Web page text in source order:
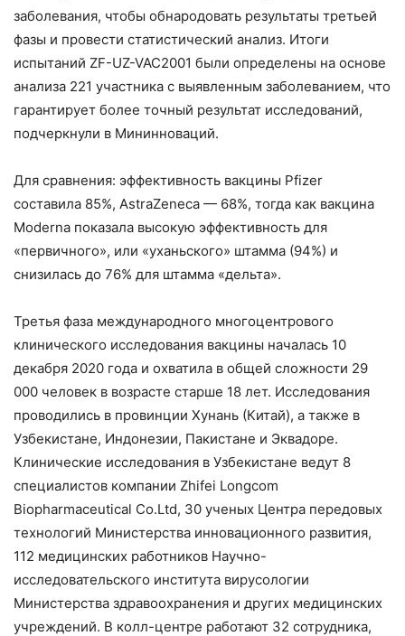
заболевания, чтобы обнародовать результаты третьей
фазы и провести статистический анализ. Итоги
испытаний ZF-UZ-VAC2001 были определены на основе
анализа 221 участника с выявленным заболеванием, что
гарантирует более точный результат исследований,
подчеркнули в Мининноваций.
Для сравнения: эффективность вакцины Pfizer
составила 85%, AstraZeneca — 68%, тогда как вакцина
Moderna показала высокую эффективность для
«первичного», или «уханьского» штамма (94%) и
снизилась до 76% для штамма «дельта».
Третья фаза международного многоцентрового
клинического исследования вакцины началась 10
декабря 2020 года и охватила в общей сложности 29
000 человек в возрасте старше 18 лет. Исследования
проводились в провинции Хунань (Китай), а также в
Узбекистане, Индонезии, Пакистане и Эквадоре.
Клинические исследования в Узбекистане ведут 8
специалистов компании Zhifei Longcom
Biopharmaceutical Co.Ltd, 30 ученых Центра передовых
технологий Министерства инновационного развития,
112 медицинских работников Научно-
исследовательского института вирусологии
Министерства здравоохранения и других медицинских
учреждений. В колл-центре работают 32 сотрудника,